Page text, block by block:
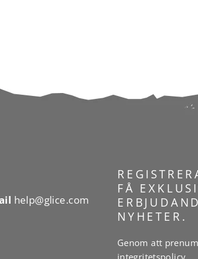
help@glice.com
FÅ
NYHETER.
Genom att
integritetspolicy